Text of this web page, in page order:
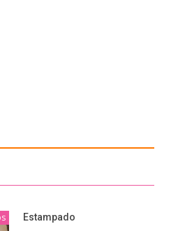
Estampado